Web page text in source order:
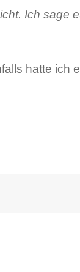
Ich sage
hatte ich